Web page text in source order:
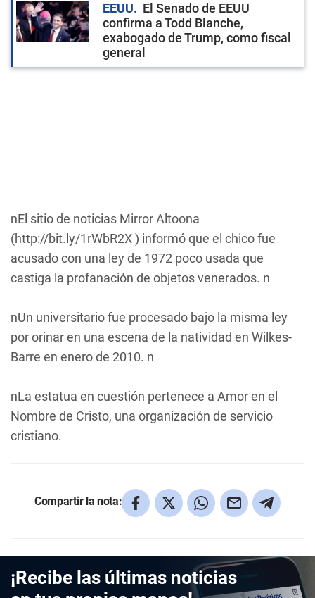
EEUU
El Senado de EEUU
confirma a Todd Blanche,
exabogado de Trump, como fiscal
general
nEl sitio de noticias Mirror Altoona
(http://bit.ly/1rWbR2X ) informó que el chico fue
acusado con una ley de 1972 poco usada que
castiga la profanación de objetos venerados. n
nUn universitario fue procesado bajo la misma ley
por orinar en una escena de la natividad en Wilkes-
Barre en enero de 2010. n
nLa estatua en cuestión pertenece a Amor en el
Nombre de Cristo, una organización de servicio
cristiano.
Compartir la nota:
¡Recibe las últimas noticias